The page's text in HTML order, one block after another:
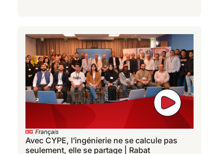
Français
Avec CYPE, l’ingénierie ne se calcule pas
seulement, elle se partage | Rabat